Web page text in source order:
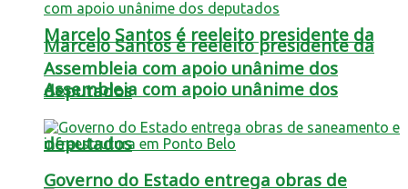
Marcelo Santos é reeleito presidente da
Assembleia com apoio unânime dos
deputados
Marcelo Santos é reeleito presidente da
Assembleia com apoio unânime dos
deputados
Governo do Estado entrega obras de